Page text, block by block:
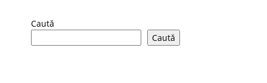
Caută
Caută